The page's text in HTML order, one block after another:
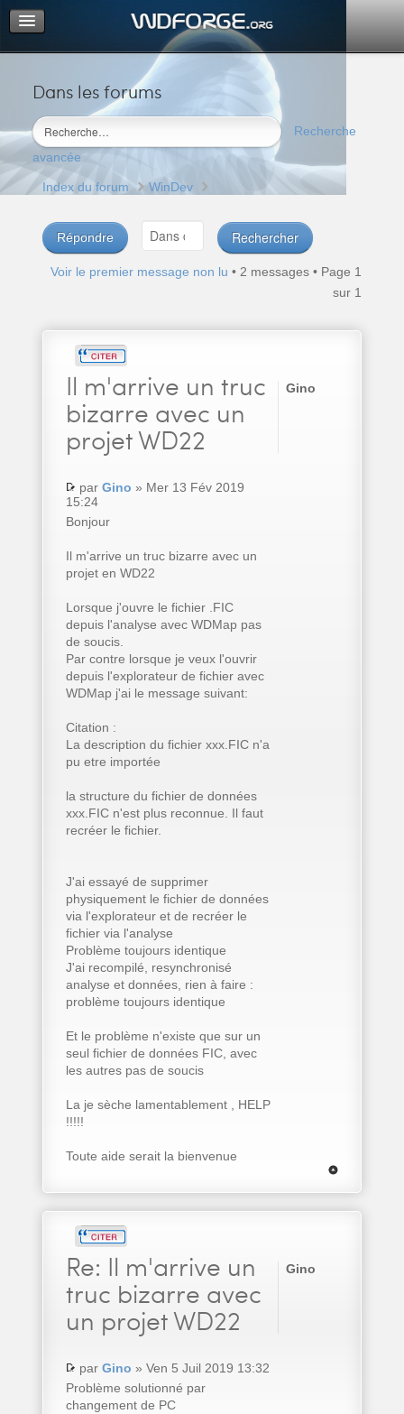
Dans les forums
Recherche
avancée
Portail
Index du forum
M’enregistrer
Connexion
Index du forum WinDev
Répondre
Voir le premier message non lu • 2 messages • Page 1
sur 1
Il m'arrive un truc
bizarre avec un
projet WD22
par Gino » Mer 13 Fév 2019
15:24
Bonjour
Il m'arrive un truc bizarre avec un
projet en WD22
Lorsque j'ouvre le fichier .FIC
depuis l'analyse avec WDMap pas
de soucis.
Par contre lorsque je veux l'ouvrir
depuis l'explorateur de fichier avec
WDMap j'ai le message suivant:
Citation :
La description du fichier xxx.FIC n'a
pu etre importée
la structure du fichier de données
xxx.FIC n'est plus reconnue. Il faut
recréer le fichier.
J'ai essayé de supprimer
physiquement le fichier de données
via l'explorateur et de recréer le
fichier via l'analyse
Problème toujours identique
J'ai recompilé, resynchronisé
analyse et données, rien à faire :
problème toujours identique
Et le problème n'existe que sur un
seul fichier de données FIC, avec
les autres pas de soucis
La je sèche lamentablement , HELP
!!!!!
Toute aide serait la bienvenue
Gino
Re: Il m'arrive un
truc bizarre avec
un projet WD22
par Gino » Ven 5 Juil 2019 13:32
Problème solutionné par
changement de PC
Gino